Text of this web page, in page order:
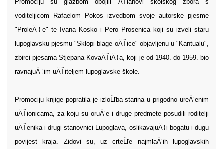
Promociju su glazbom obojili ÄŤlanovi školskog zbora s
voditeljicom Rafaelom Pokos izvedbom svoje autorske pjesme
"ProleÄ‡e" te Ivana Kosko i Pero Prosenica koji su izveli staru
lupoglavsku pjesmu "Sklopi blage oÄŤice" objavljenu u "Kantualu",
zbirci pjesama Stjepana KovaÄŤiÄ‡a, koji je od 1940. do 1959. bio
ravnajuÄ‡im uÄŤiteljem lupoglavske škole.
Promociju knjige popratila je izloĹľba starina u prigodno ureÄ‘enim
uÄŤionicama, za koju su oruÄ‘e i druge predmete posudili roditelji
uÄŤenika i drugi stanovnici Lupoglava, oslikavajuÄ‡i bogatu i dugu
povijest kraja. Zidovi su, uz crteĹľe najmlaÄ‘ih lupoglavskih